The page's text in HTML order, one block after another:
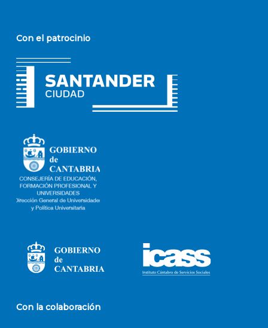
Con el patrocinio
Con la colaboración